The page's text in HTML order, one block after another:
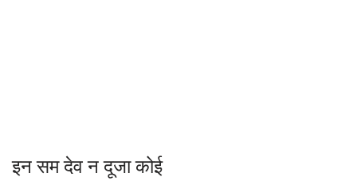
इन सम देव न दूजा कोई